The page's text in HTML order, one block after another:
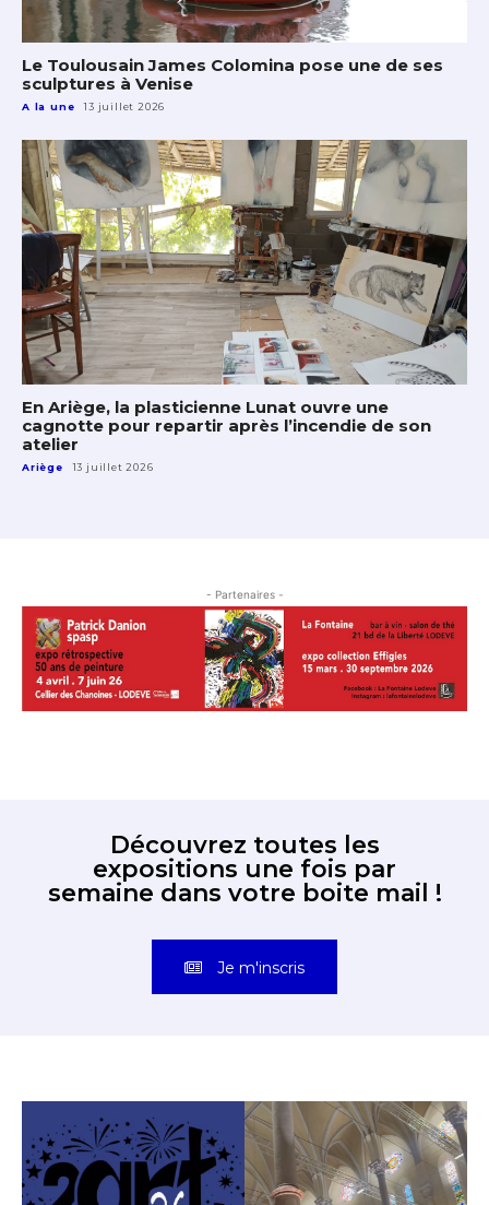
Le Toulousain James Colomina pose une de ses
sculptures à Venise
A la une 13 juillet 2026
En Ariège, la plasticienne Lunat ouvre une
cagnotte pour repartir après l’incendie de son
atelier
Ariège 13 juillet 2026
- Partenaires -
Découvrez toutes les
expositions une fois par
semaine dans votre boite mail !
Je m'inscris